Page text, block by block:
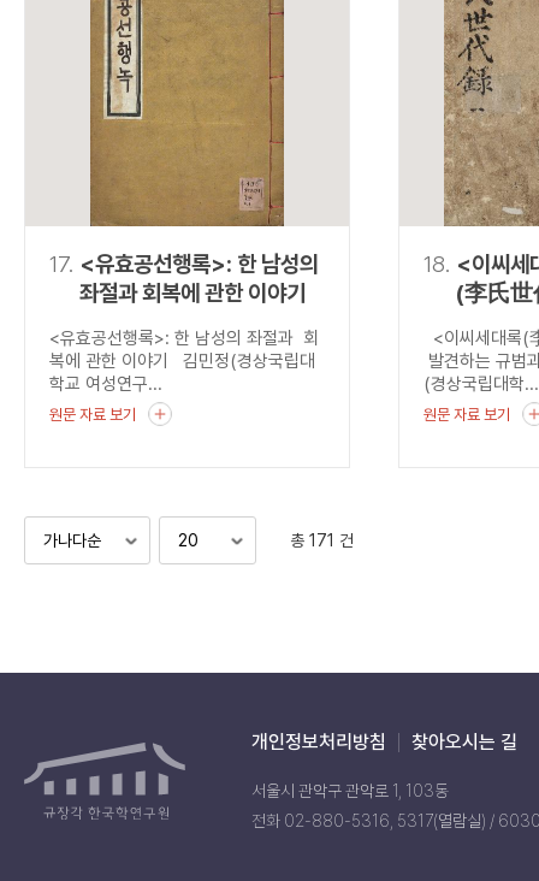
17. <유효공선행록>: 한 남성의
좌절과 회복에 관한 이야기
<유효공선행록>: 한 남성의 좌절과 회
복에 관한 이야기 김민정(경상국립대
학교 여성연구...
원문 자료 보기
18. <이씨세
(李氏世
발견하
균열
<이씨세대록
발견하는 규범
(경상국립대학...
원문 자료 보기
총 171 건
개인정보처리방침 찾아오시는 길
서울시 관악구 관악로 1, 103동
전화 02-880-5316, 5317(열람실) /